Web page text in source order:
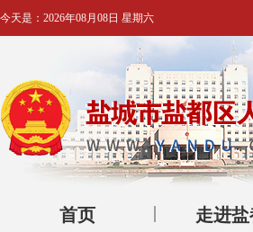
今天是： 2026年08月08日 星期六
首页 走进盐